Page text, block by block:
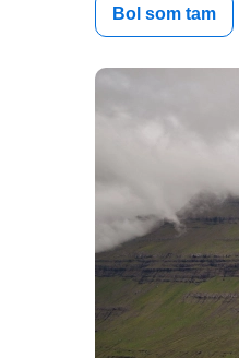
Bol som tam